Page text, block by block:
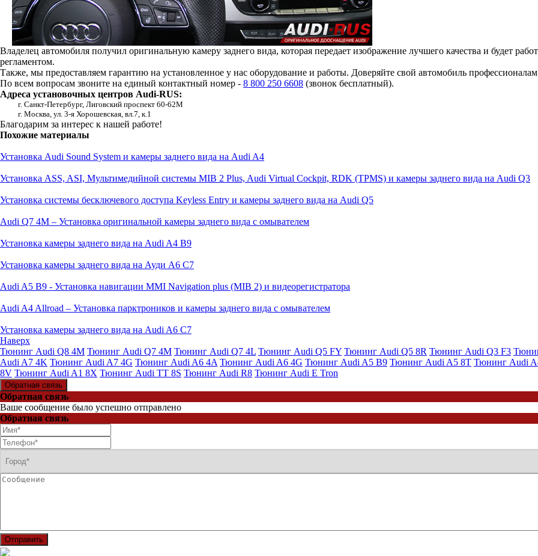
Владелец автомобиля получил оригинальную камеру заднего вида, которая передает изображение лучшего качества и будет
регламентом.
Также, мы предоставляем гарантию на установленное у нас оборудование и работы. Доверяйте свой автомобиль
По всем вопросам звоните на единый контактный номер - 8 800 250 6608 (звонок бесплатный).
Адреса установочных центров Audi-RUS:
г. Санкт-Петербург, Лиговский проспект 60-62М
г. Москва, ул. 3-я Хорошевская, вл.7, к.1
Благодарим за интерес к нашей работе!
Похожие материалы
Установка Audi Sound System и камеры заднего вида на Audi A4
Установка ASS, ASI, Мультимедийной системы MIB 2 Plus, Audi Virtual Cockpit, RDK (TPMS) и камеры заднего вида на Audi Q3
Установка системы бесключевого доступа Keyless Entry и камеры заднего вида на Audi Q5
Audi Q7 4M – Установка оригинальной камеры заднего вида с омывателем
Установка камеры заднего вида на Audi A4 B9
Установка камеры заднего вида на Ауди А6 С7
Audi A5 B9 - Установка навигации MMI Navigation plus (MIB 2) и видеорегистратора
Audi A4 Allroad – Установка парктроников и камеры заднего вида с омывателем
Установка камеры заднего вида на Audi A6 C7
Наверх
Тюнинг Audi Q8 4M Тюнинг Audi Q7 4M Тюнинг Audi Q7 4L Тюнинг Audi Q5 FY Тюнинг Audi Q5 8R Тюнинг Audi Q3 F3
Audi A7 4K Тюнинг Audi A7 4G Тюнинг Audi A6 4A Тюнинг Audi A6 4G Тюнинг Audi A5 B9 Тюнинг Audi A5 8T Тюнинг Audi
8V Тюнинг Audi A1 8X Тюнинг Audi TT 8S Тюнинг Audi R8 Тюнинг Audi E Tron
Обратная связь
Обратная связь
Ваше сообщение было успешно отправлено
Обратная связь
Отправить